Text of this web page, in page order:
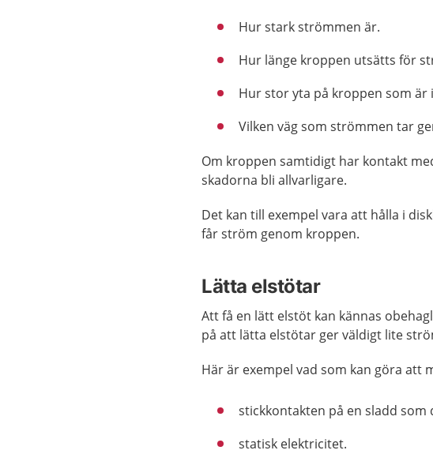
Hur stark strömmen är.
Hur länge kroppen utsätts för
Hur stor yta på kroppen som
Vilken väg som strömmen tar
Om kroppen samtidigt har kontakt
skadorna bli allvarligare.
Det kan till exempel vara att hålla i
får ström genom kroppen.
Lätta elstötar
Att få en lätt elstöt kan kännas
på att lätta elstötar ger väldigt lite
Här är exempel vad som kan göra att
stickkontakten på en sladd
statisk elektricitet.